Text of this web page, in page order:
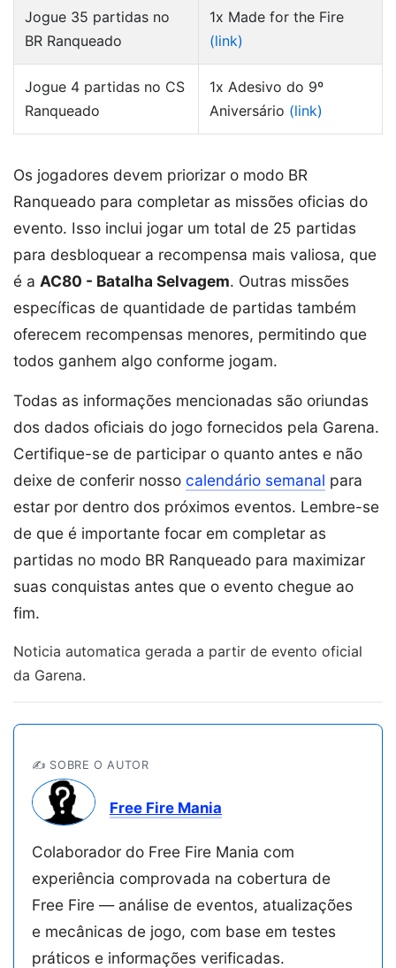
Jogue 35 partidas no
BR Ranqueado
1x Made for the Fire
(link)
Jogue 4 partidas no CS
Ranqueado
1x Adesivo do 9º
Aniversário (link)
Os jogadores devem priorizar o modo BR
Ranqueado para completar as missões oficias do
evento. Isso inclui jogar um total de 25 partidas
para desbloquear a recompensa mais valiosa, que
é a AC80 - Batalha Selvagem. Outras missões
específicas de quantidade de partidas também
oferecem recompensas menores, permitindo que
todos ganhem algo conforme jogam.
Todas as informações mencionadas são oriundas
dos dados oficiais do jogo fornecidos pela Garena.
Certifique-se de participar o quanto antes e não
deixe de conferir nosso calendário semanal para
estar por dentro dos próximos eventos. Lembre-se
de que é importante focar em completar as
partidas no modo BR Ranqueado para maximizar
suas conquistas antes que o evento chegue ao
fim.
Noticia automatica gerada a partir de evento oficial
da Garena.
✍️ SOBRE O AUTOR
Free Fire Mania
Colaborador do Free Fire Mania com
experiência comprovada na cobertura de
Free Fire — análise de eventos, atualizações
e mecânicas de jogo, com base em testes
práticos e informações verificadas.